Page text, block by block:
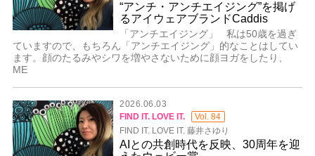
“アンチ・アンチエイジング”を掲げ
るアイウェアブランドCaddis
「アンチエイジング」 私は50歳を過ぎ
ていますので、もちろん「アンチエイジング」的なことはしてい
ます。顔のたるみやシワを増やさないために顔ヨガをしたり、
ME
2026.06.03
FIND IT. LOVE IT.
Vol. 84
FIND IT. LOVE IT. 藤井さゆり
AIとの共創時代を反映、30周年を迎